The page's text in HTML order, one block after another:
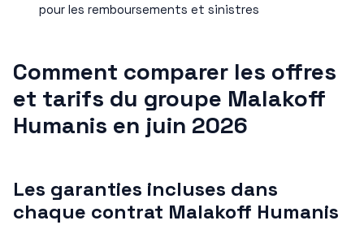
pour les remboursements et sinistres
Comment comparer les offres
et tarifs du groupe Malakoff
Humanis en juin 2026
Les garanties incluses dans
chaque contrat Malakoff Humanis